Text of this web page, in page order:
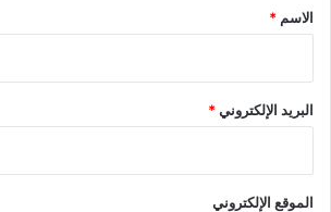
*
الاسم *
البريد الإلكتروني*
الموقع الإلكتروني